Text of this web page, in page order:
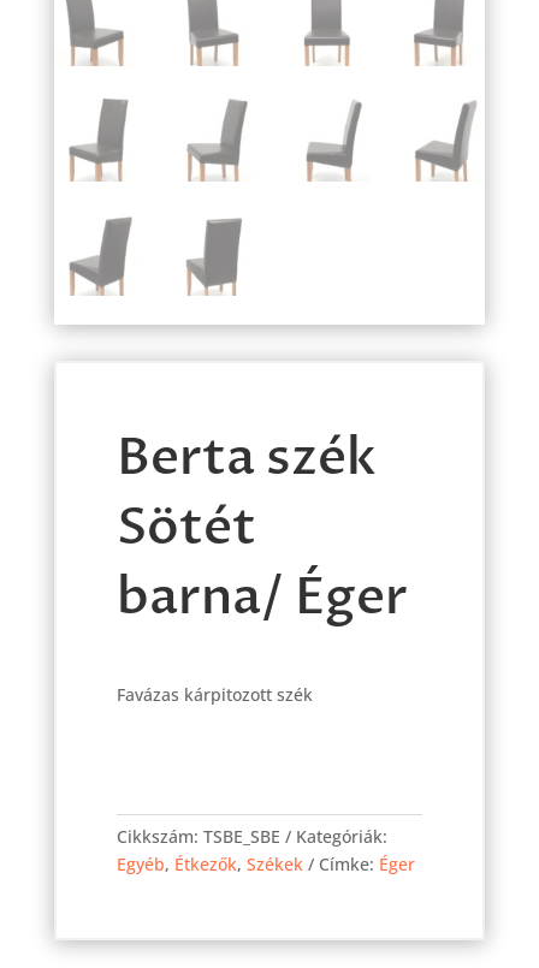
Berta szék
Sötét
barna/ Éger
Favázas kárpitozott szék
szék
Sötét
barna/
mennyiség
Cikkszám: TSBE_SBE
Kategóriák:
Egyéb, Étkezők, Székek Címke: Éger